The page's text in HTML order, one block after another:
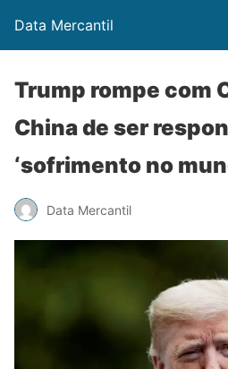
Data Mercantil
Trump rompe com
China de ser
‘sofrimento no
Data Mercantil